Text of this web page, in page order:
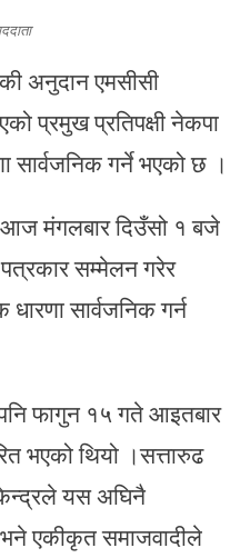
अनुदान एमसीसी
प्रमुख प्रतिपक्षी नेकपा
गर्ने भएको छ ।
आज मंगलबार दिउँसो १ बजे
सम्मेलन गरेर
धारणा सार्वजनिक गर्न
फागुन १५ गते आइतबार
भएको थियो ।सत्तारुढ
यस अघिनै
भने एकीकृत समाजवादीले